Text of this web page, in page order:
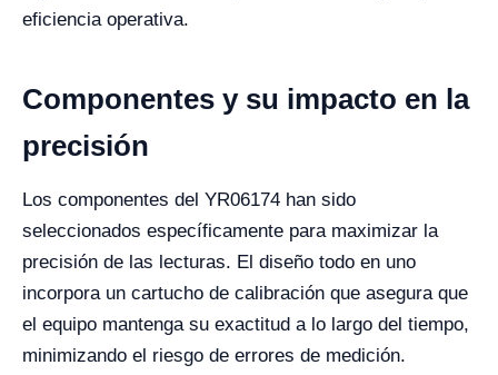
eficiencia operativa.
Componentes y su impacto en la
precisión
Los componentes del YR06174 han sido
seleccionados específicamente para maximizar la
precisión de las lecturas. El diseño todo en uno
incorpora un cartucho de calibración que asegura que
el equipo mantenga su exactitud a lo largo del tiempo,
minimizando el riesgo de errores de medición.